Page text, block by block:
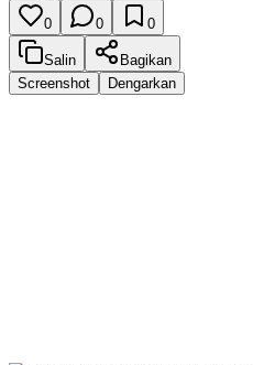
0 0 0
Salin
Bagikan
Screenshot
Dengarkan